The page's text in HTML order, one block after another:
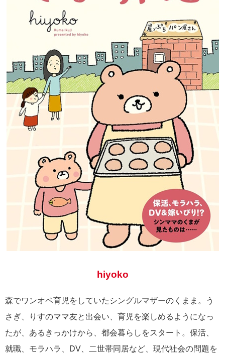
hiyoko
森でワンオペ育児をしていたシングルマザーのくまま。う
さぎ、りすのママ友と出会い、育児を楽しめるようになっ
たが、あるきっかけから、都会暮らしをスタート。保活、
就職、モラハラ、DV、二世帯同居など、現代社会の問題を